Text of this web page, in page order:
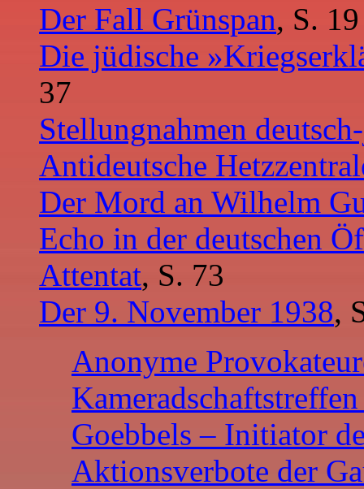
Der Fall Grünspan, S. 19
Die jüdische
37
Stellungnahmen
Antideutsche
Der Mord an Wilhelm
Echo in der deutschen
Attentat, S. 73
Der 9. November 1938,
Anonyme
Goebbels – Initiator
Aktionsverbote der